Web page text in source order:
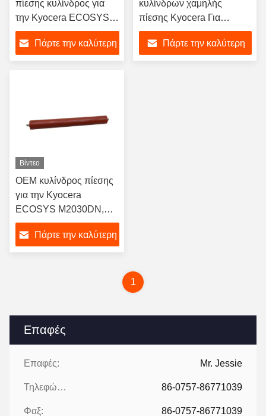
Επαφές
Επαφές: Mr. Jessie
Τηλεφώνημα: 86-0757-86771039
Φαξ: 86-0757-86771039
πίεσης κυλίνδρος για
την Kyocera ECOSYS
P2040 P2235 P2335
M2040 M2135 M2235
εκτυπωτής χαμηλότερος
Πάρτε την καλύτερη
κυλίνδρων χαμηλής
πίεσης Kyocera Για
Kyocera FS4100 FS4200
FS4300 M3550 M3560
P3045 P3050 P3055
Πάρτε την καλύτερη
Βίντεο
OEM κυλίνδρος πίεσης
για την Kyocera
ECOSYS M2030DN,
ECOSYS M2035DN,
ECOSYS M2530DN,
ECOSYS M2535DN,
Πάρτε την καλύτερη
1